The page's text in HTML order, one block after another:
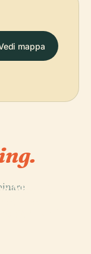
mappa
Alta di